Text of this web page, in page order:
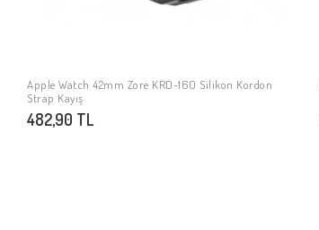
SEPETE EKLE
Apple Watch 42mm Zore KRD-160 Silikon Kordon
Strap Kayış
482,90 TL